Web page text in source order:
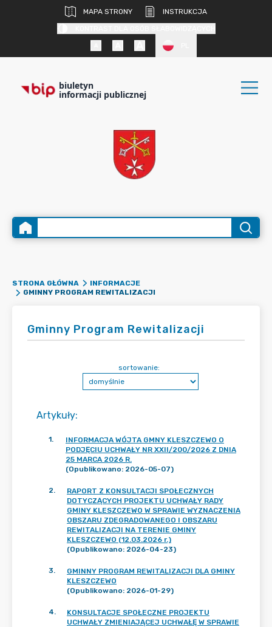
MAPA STRONY
INSTRUKCJA
biuletyn
informacji publicznej
STRONA GŁÓWNA
INFORMACJE
GMINNY PROGRAM REWITALIZACJI
Gminny Program Rewitalizacji
Artykuły:
sortowanie:
1.
INFORMACJA WÓJTA GMNY KLESZCZEWO O
PODJĘCIU UCHWAŁY NR XXII/200/2026 Z DNIA
25 MARCA 2026 R.
(Opublikowano: 2026-05-07)
2.
RAPORT Z KONSULTACJI SPOŁECZNYCH
DOTYCZĄCYCH PROJEKTU UCHWAŁY RADY
GMINY KLESZCZEWO W SPRAWIE WYZNACZENIA
OBSZARU ZDEGRADOWANEGO I OBSZARU
REWITALIZACJI NA TERENIE GMINY
KLESZCZEWO (12.03.2026 r.)
(Opublikowano: 2026-04-23)
3.
GMINNY PROGRAM REWITALIZACJI DLA GMINY
KLESZCZEWO
(Opublikowano: 2026-01-29)
4.
KONSULTACJE SPOŁECZNE PROJEKTU
UCHWAŁY ZMIENIAJĄCEJ UCHWAŁĘ W SPRAWIE